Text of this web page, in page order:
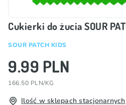
Cukierki do żucia SOUR
SOUR PATCH KIDS
9.99 PLN
166.50 PLN/KG
Ilość w sklepach stacjonarnych